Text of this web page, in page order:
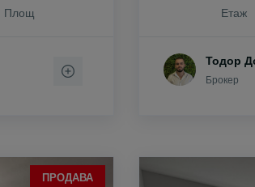
Площ
Етаж
Тодор
Брокер
ПРОДАВА